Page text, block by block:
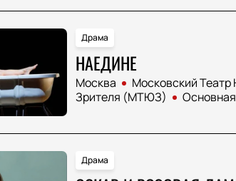
Драма
НАЕДИНЕ
Москва
Московский Театр
Зрителя (МТЮЗ)
Драма